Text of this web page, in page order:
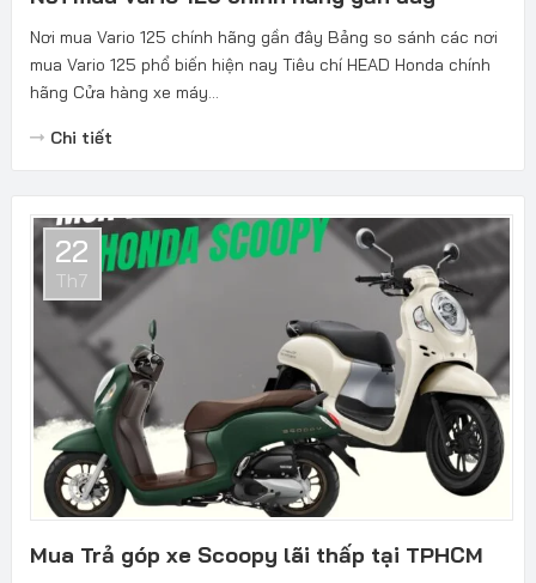
Nơi mua Vario 125 chính hãng gần đây Bảng so sánh các nơi
mua Vario 125 phổ biến hiện nay Tiêu chí HEAD Honda chính
hãng Cửa hàng xe máy...
Chi tiết
22
Th7
Mua Trả góp xe Scoopy lãi thấp tại TPHCM